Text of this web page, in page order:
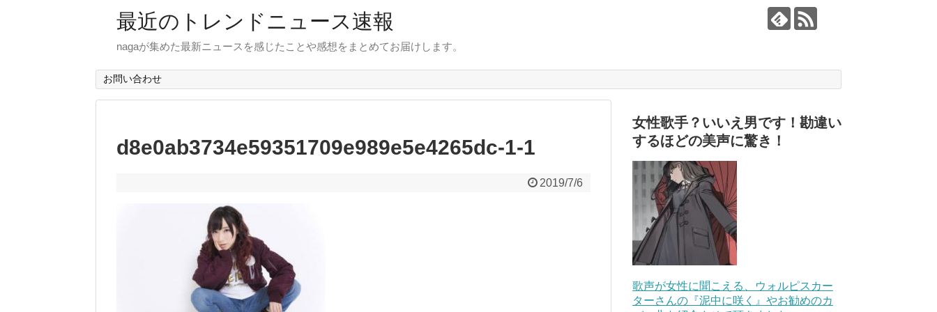
最近のトレンドニュース速報
nagaが集めた最新ニュースを感じたことや感想をまとめてお届けします。
お問い合わせ
d8e0ab3734e59351709e989e5e4265dc-1-1
2019/7/6
女性歌手？いいえ男です！勘違い
するほどの美声に驚き！
歌声が女性に聞こえる、ウォルピスカー
ターさんの『泥中に咲く』やお勧めのカ